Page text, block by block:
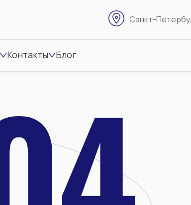
Санкт-
Контакты Блог